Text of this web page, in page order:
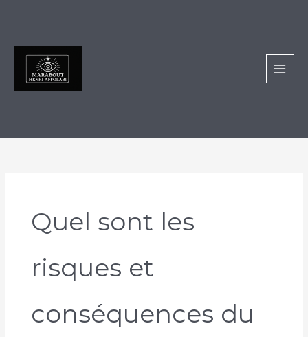
Quel sont les
risques et
conséquences du